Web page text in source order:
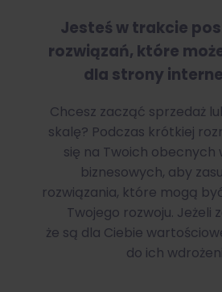
Jesteś w trakcie
rozwiązań, które
dla strony
Chcesz zacząć sprzedaż
skalę? Podczas krótkiej
się na Twoich obecnych
biznesowych, aby
rozwiązania, które mogą
Twojego rozwoju. Jeżeli
że są dla Ciebie
do ich